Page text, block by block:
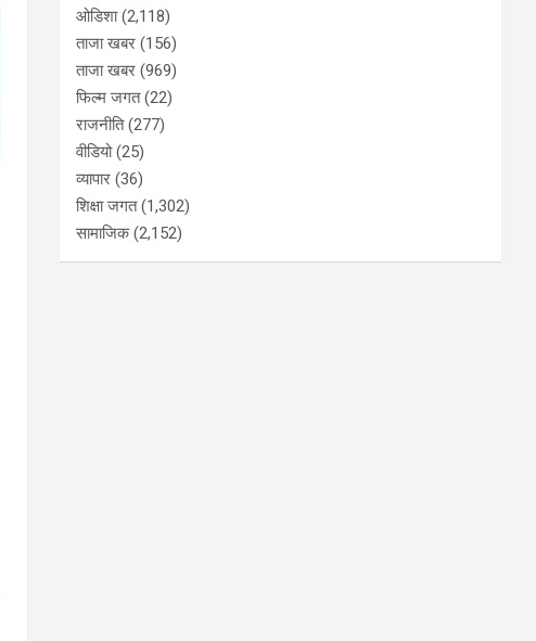
ओडिशा(2,118)
ताजा खबर (156)
ताजा खबर (969)
फिल्म जगत(22)
राजनीति(277)
वीडियो(25)
व्यापार (36)
शिक्षा जगत(1,302)
सामाजिक(2,152)